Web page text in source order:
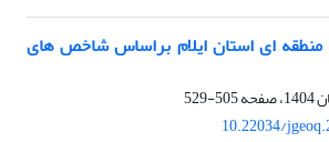
ای استان ایلام براساس شاخص های
505-529
10.22034/